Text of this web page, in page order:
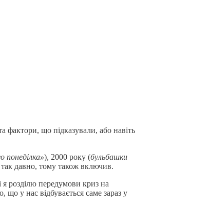
фактори, що підказували, або навіть
понеділка»), 2000 року (бульбашки
давно, тому також включив.
я розділю передумови криз на
що у нас відбувається саме зараз у